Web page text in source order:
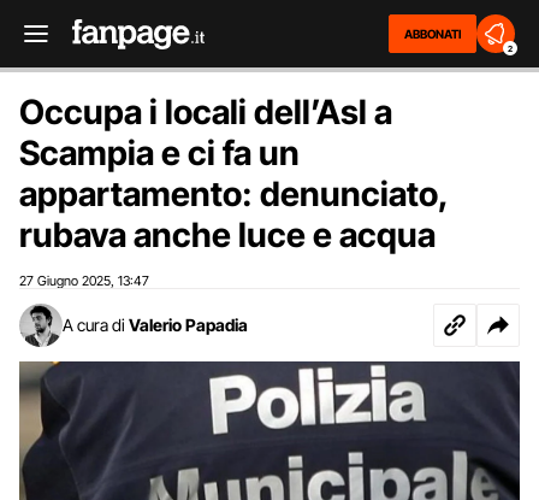
ABBONATI
2
Occupa i locali dell’Asl a
Scampia e ci fa un
appartamento: denunciato,
rubava anche luce e acqua
27 Giugno 2025 13:47
A cura di Valerio Papadia